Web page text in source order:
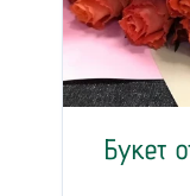
Букет